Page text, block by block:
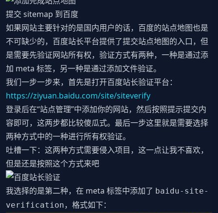
提交 sitemap 到百度
如果网站主要针对的是国内用户的话，百度的站点地图也是
不可缺少的，百度站长平台提供了提交站点地图的入口，但
是需要先验证网站所有权，验证方式有两种，一种是通过添
加 meta 标签，另一种是通过添加文件验证。
我们一步一步来，首先是打开百度站长验证平台：
https://ziyuan.baidu.com/site/siteverify
登录后在“站点管理”中添加你的网站，然后按照提示提交内
容即可，这两步都比较傻瓜式。最后一步这里就是需要选择
两种方式中的一种进行所有权验证。
吐槽一下：这两种方式需要侵入项目，这一点让我不喜欢，
但是还是按照这个方式来吧
我选择的是第二种，在 meta 标签中添加了 baidu-site-
verification，格式如下：